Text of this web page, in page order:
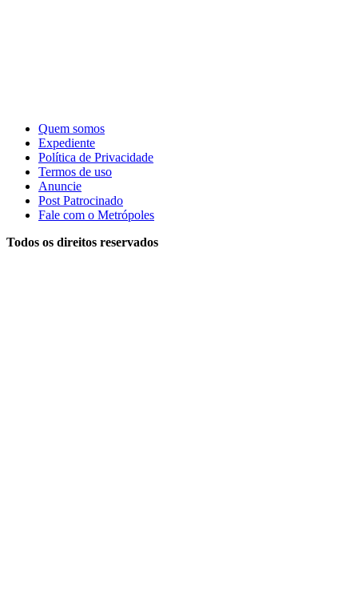
Quem somos
Expediente
Política de Privacidade
Termos de uso
Anuncie
Post Patrocinado
Fale com o Metrópoles
Todos os direitos reservados